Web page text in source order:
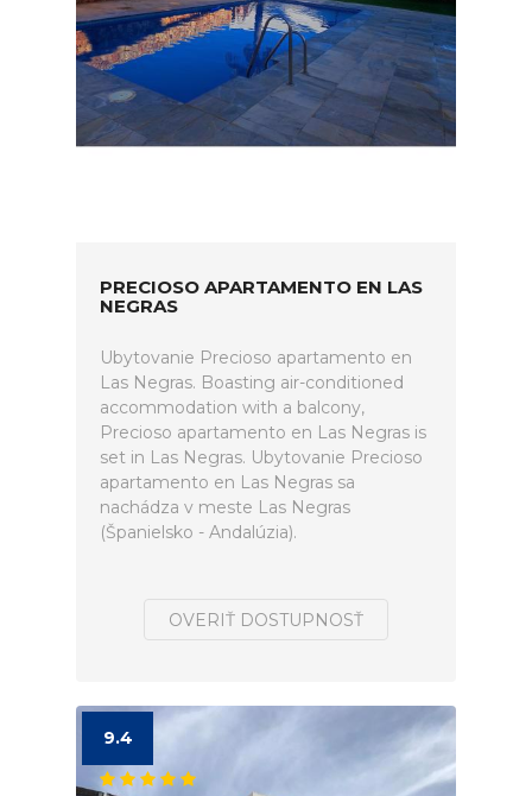
PRECIOSO APARTAMENTO EN LAS
NEGRAS
Ubytovanie Precioso apartamento en
Las Negras. Boasting air-conditioned
accommodation with a balcony,
Precioso apartamento en Las Negras is
set in Las Negras. Ubytovanie Precioso
apartamento en Las Negras sa
nachádza v meste Las Negras
(Španielsko - Andalúzia).
OVERIŤ DOSTUPNOSŤ
9.4